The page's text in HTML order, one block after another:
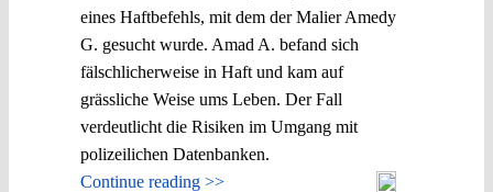
eines Haftbefehls, mit dem der Malier Amedy
G. gesucht wurde. Amad A. befand sich
fälschlicherweise in Haft und kam auf
grässliche Weise ums Leben. Der Fall
verdeutlicht die Risiken im Umgang mit
polizeilichen Datenbanken.
Continue reading >>